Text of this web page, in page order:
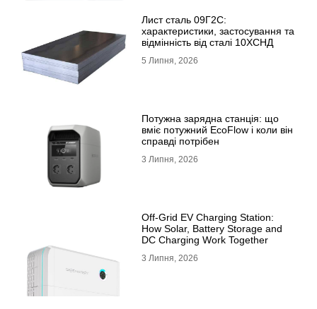
Лист сталь 09Г2С:
характеристики, застосування та
відмінність від сталі 10ХСНД
5 Липня, 2026
Потужна зарядна станція: що
вміє потужний EcoFlow і коли він
справді потрібен
3 Липня, 2026
Off-Grid EV Charging Station:
How Solar, Battery Storage and
DC Charging Work Together
3 Липня, 2026